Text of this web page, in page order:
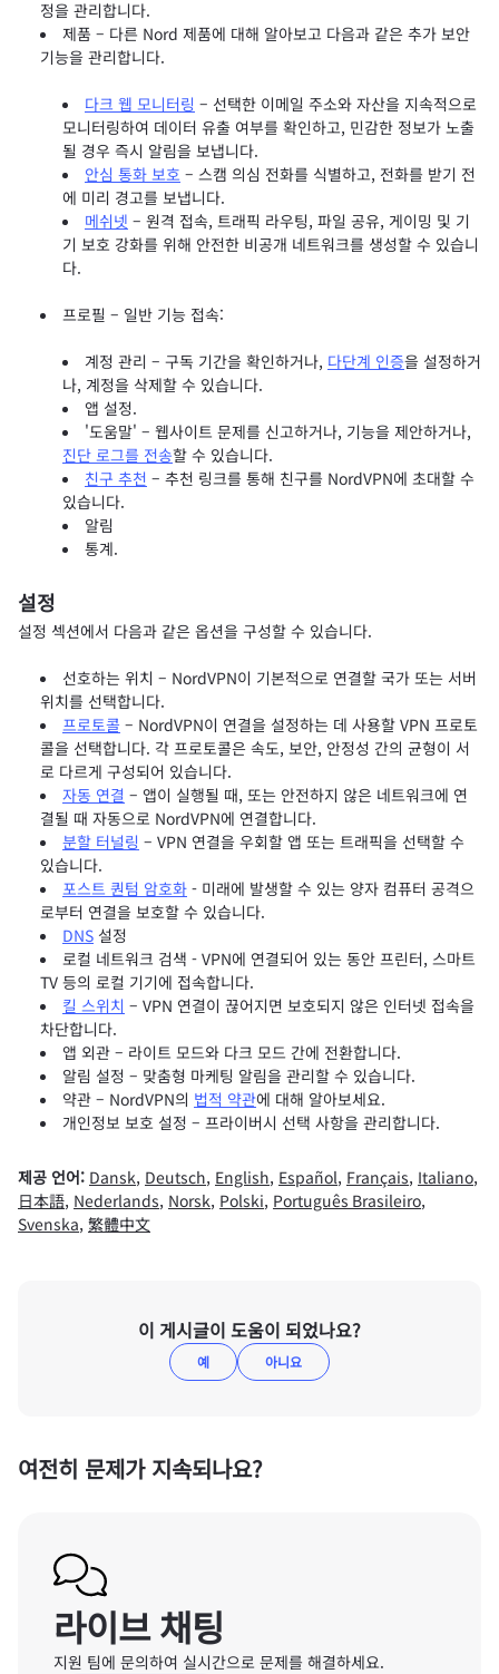
정을 관리합니다.
제품 – 다른 Nord 제품에 대해 알아보고 다음과 같은 추가 보안
기능을 관리합니다.
다크 웹 모니터링 – 선택한 이메일 주소와 자산을 지속적으로
모니터링하여 데이터 유출 여부를 확인하고, 민감한 정보가 노출
될 경우 즉시 알림을 보냅니다.
안심 통화 보호 – 스캠 의심 전화를 식별하고, 전화를 받기 전
에 미리 경고를 보냅니다.
메쉬넷 – 원격 접속, 트래픽 라우팅, 파일 공유, 게이밍 및 기
기 보호 강화를 위해 안전한 비공개 네트워크를 생성할 수 있습니
다.
프로필 – 일반 기능 접속:
계정 관리 – 구독 기간을 확인하거나, 다단계 인증을 설정하거
나, 계정을 삭제할 수 있습니다.
앱 설정.
'도움말' – 웹사이트 문제를 신고하거나, 기능을 제안하거나,
진단 로그를 전송할 수 있습니다.
친구 추천 – 추천 링크를 통해 친구를 NordVPN에 초대할 수
있습니다.
알림
통계.
설정
설정 섹션에서 다음과 같은 옵션을 구성할 수 있습니다.
선호하는 위치 – NordVPN이 기본적으로 연결할 국가 또는 서버
위치를 선택합니다.
프로토콜 – NordVPN이 연결을 설정하는 데 사용할 VPN 프로토
콜을 선택합니다. 각 프로토콜은 속도, 보안, 안정성 간의 균형이 서
로 다르게 구성되어 있습니다.
자동 연결 – 앱이 실행될 때, 또는 안전하지 않은 네트워크에 연
결될 때 자동으로 NordVPN에 연결합니다.
분할 터널링 – VPN 연결을 우회할 앱 또는 트래픽을 선택할 수
있습니다.
포스트 퀀텀 암호화 - 미래에 발생할 수 있는 양자 컴퓨터 공격으
로부터 연결을 보호할 수 있습니다.
DNS 설정
로컬 네트워크 검색 - VPN에 연결되어 있는 동안 프린터, 스마트
TV 등의 로컬 기기에 접속합니다.
킬 스위치 – VPN 연결이 끊어지면 보호되지 않은 인터넷 접속을
차단합니다.
앱 외관 – 라이트 모드와 다크 모드 간에 전환합니다.
알림 설정 – 맞춤형 마케팅 알림을 관리할 수 있습니다.
약관 – NordVPN의 법적 약관에 대해 알아보세요.
개인정보 보호 설정 – 프라이버시 선택 사항을 관리합니다.
제공 언어: Dansk, Deutsch, English, Español, Français, Italiano,
日本語, Nederlands, Norsk, Polski, Português Brasileiro,
Svenska, 繁體中文
이 게시글이 도움이 되었나요?
예 아니요
여전히 문제가 지속되나요?
라이브 채팅
지원 팀에 문의하여 실시간으로 문제를 해결하세요.